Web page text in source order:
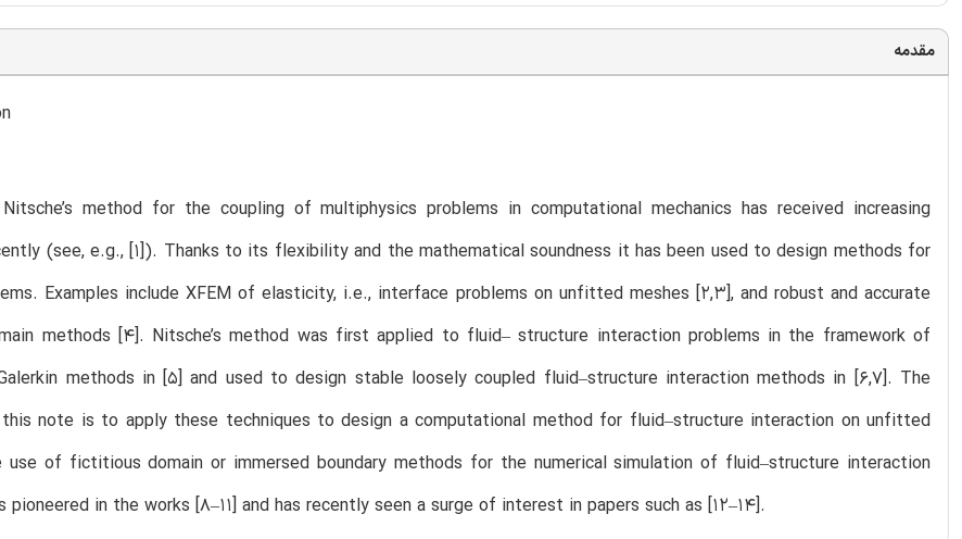
مقدمه
method for the coupling of multiphysics problems in computational mechanics has received increasing
(see, e.g., [1]). Thanks to its flexibility and the mathematical soundness it has been used to design methods for
Examples include XFEM of elasticity, i.e., interface problems on unfitted meshes [2,3], and robust and accurate
methods [4]. Nitsche’s method was first applied to fluid– structure interaction problems in the framework of
methods in [5] and used to design stable loosely coupled fluid–structure interaction methods in [6,7]. The
note is to apply these techniques to design a computational method for fluid–structure interaction on unfitted
use of fictitious domain or immersed boundary methods for the numerical simulation of fluid–structure interaction
pioneered in the works [8–11] and has recently seen a surge of interest in papers such as [12–14].